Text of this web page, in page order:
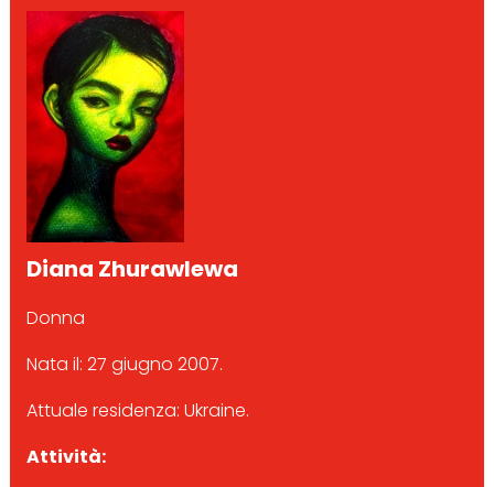
Diana Zhurawlewa
Donna
Nata il: 27 giugno 2007.
Attuale residenza: Ukraine.
Attività: